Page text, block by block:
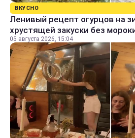
ВКУСНО
Ленивый рецепт огурцов на
хрустящей закуски без
05 августа 2026, 15:04